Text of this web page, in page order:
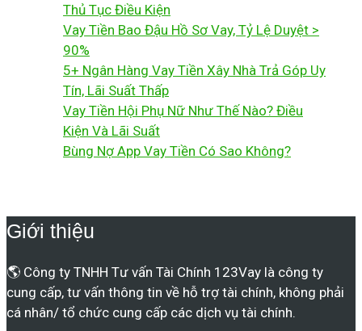
Thủ Tục Điều Kiện
Vay Tiền Bao Đậu Hồ Sơ Vay, Tỷ Lệ Duyệt >
90%
5+ Ngân Hàng Vay Tiền Xây Nhà Trả Góp Uy
Tín, Lãi Suất Thấp
Vay Tiền Hội Phụ Nữ Như Thế Nào? Điều
Kiện Và Lãi Suất
Bùng Nợ App Vay Tiền Có Sao Không?
Giới thiệu
🌎 Công ty TNHH Tư vấn Tài Chính 123Vay là công ty
cung cấp, tư vấn thông tin về hỗ trợ tài chính, không phải
cá nhân/ tổ chức cung cấp các dịch vụ tài chính.